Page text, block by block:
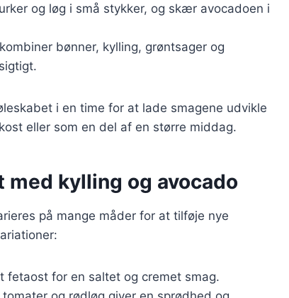
og løg i små stykker, og skær avocadoen i
bønner, kylling, grøntsager og
i en time for at lade smagene udvikle
eller som en del af en større middag.
kylling og avocado
på mange måder for at tilføje nye
fetaost for en saltet og cremet smag.